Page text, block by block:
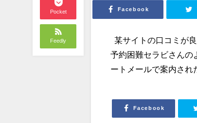
Pocket
Feedly
Facebook
某サイトの口コミが
予約困難セラビさんの
ートメールで案内され
Facebook